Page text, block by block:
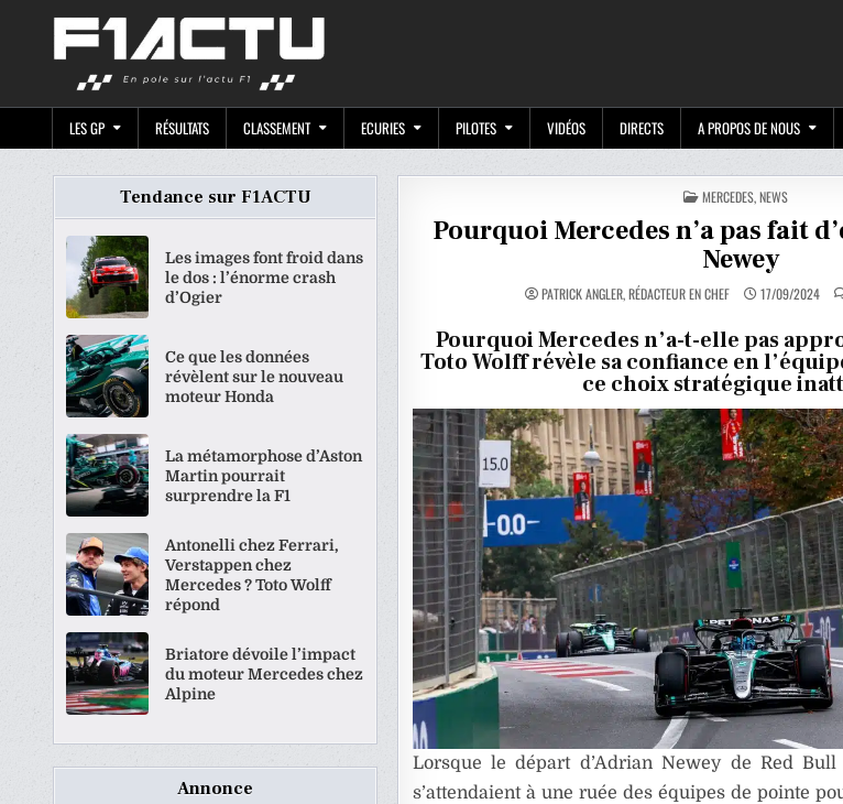
LES GP RÉSULTATS CLASSEMENT ECURIES PILOTES VIDÉOS DIRECTS A PROPOS DE NOUS
POSTED
IN
MERCEDES,NEWS
Pourquoi Mercedes n’a pas fait
Newey
PATRICK ANGLER, RÉDACTEUR EN CHEF 17/09/2024
Pourquoi Mercedes n’a-t-elle pas
Toto Wolff révèle sa confiance en
ce choix stratégique
Lorsque le départ d’Adrian Newey de Red
s’attendaient à une ruée des équipes de pointe
Tendance sur F1ACTU
Les images font froid dans
le dos : l’énorme crash
d’Ogier
Ce que les données
révèlent sur le nouveau
moteur Honda
La métamorphose d’Aston
Martin pourrait
surprendre la F1
Antonelli chez Ferrari,
Verstappen chez
Mercedes ? Toto Wolff
répond
Briatore dévoile l’impact
du moteur Mercedes chez
Alpine
Annonce